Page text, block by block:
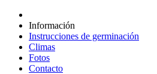
Información
Instrucciones de germinación
Climas
Fotos
Contacto